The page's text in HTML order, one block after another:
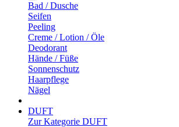
Bad / Dusche
Seifen
Peeling
Creme / Lotion / Öle
Deodorant
Hände / Füße
Sonnenschutz
Haarpflege
Nägel
DUFT
Zur Kategorie DUFT